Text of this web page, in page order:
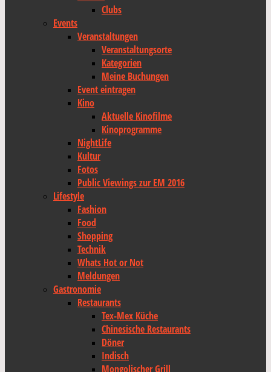
Clubs
Events
Veranstaltungen
Veranstaltungsorte
Kategorien
Meine Buchungen
Event eintragen
Kino
Aktuelle Kinofilme
Kinoprogramme
NightLife
Kultur
Fotos
Public Viewings zur EM 2016
Lifestyle
Fashion
Food
Shopping
Technik
Whats Hot or Not
Meldungen
Gastronomie
Restaurants
Tex-Mex Küche
Chinesische Restaurants
Döner
Indisch
Mongolischer Grill